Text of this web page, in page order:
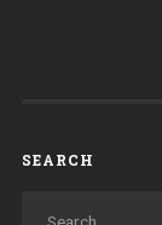
SEARCH